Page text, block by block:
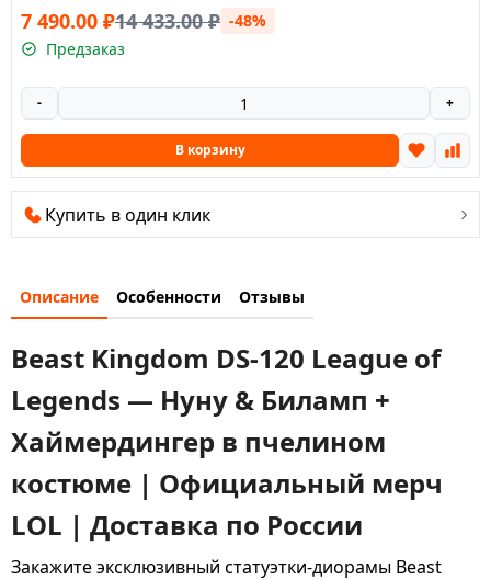
7 490.00 ₽14 433.00₽ -48%
Предзаказ
- +
В корзину
Купить в один клик
Описание Особенности Отзывы
Beast Kingdom DS-120 League of
Legends — Нуну & Биламп +
Хаймердингер в пчелином
костюме | Официальный мерч
LOL | Доставка по России
Закажите эксклюзивный статуэтки-диорамы Beast